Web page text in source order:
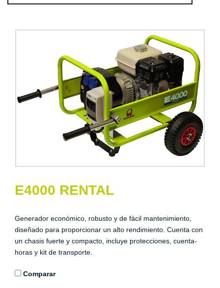
E4000 RENTAL
Generador económico, robusto y de fácil mantenimiento,
diseñado para proporcionar un alto rendimiento. Cuenta con
un chasis fuerte y compacto, incluye protecciones, cuenta-
horas y kit de transporte.
Comparar